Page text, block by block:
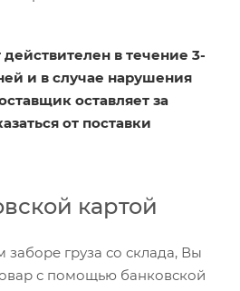
в течение 3-
и в случае нарушения
оставляет за
от поставки
картой
заборе груза со склада, Вы
с помощью банковской